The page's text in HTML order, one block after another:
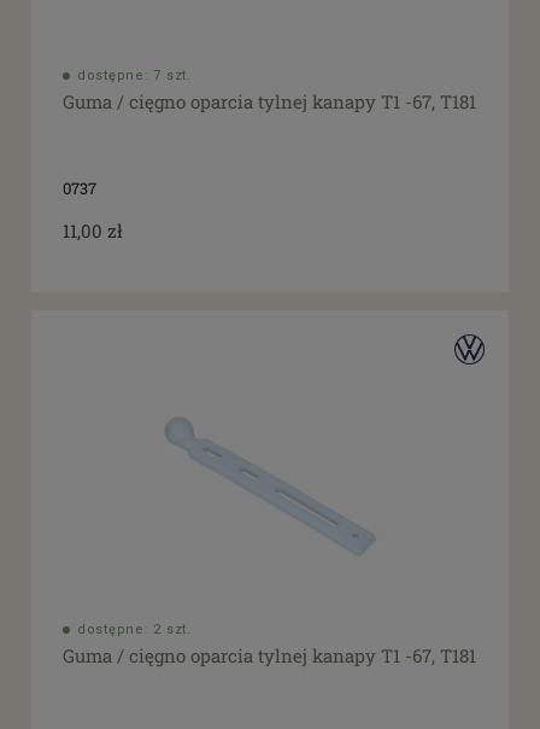
dostępne: 7 szt.
Guma / cięgno oparcia tylnej kanapy T1 -67, T181
0737
11,00 zł
dostępne: 2 szt.
Guma / cięgno oparcia tylnej kanapy T1 -67, T181